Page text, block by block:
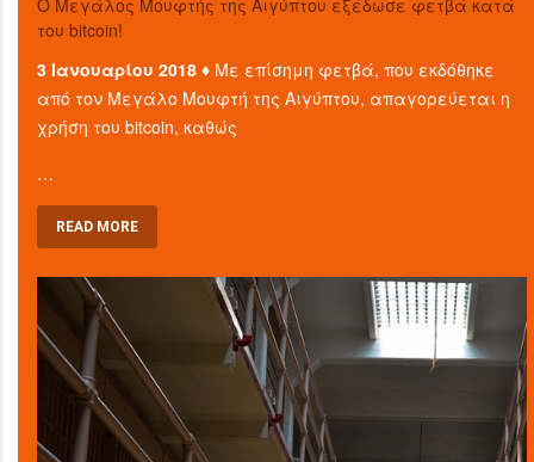
O Μεγάλος Μουφτής της Αιγύπτου εξέδωσε φετβά κατά
του bitcoin!
3 Ιανουαρίου 2018 ♦ Με επίσημη φετβά, που εκδόθηκε
από τον Μεγάλο Μουφτή της Αιγύπτου, απαγορεύεται η
χρήση του bitcoin, καθώς
…
READ MORE